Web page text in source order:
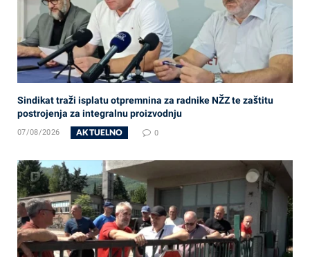
Sindikat traži isplatu otpremnina za radnike NŽZ te zaštitu
postrojenja za integralnu proizvodnju
07/08/2026 AKTUELNO 0